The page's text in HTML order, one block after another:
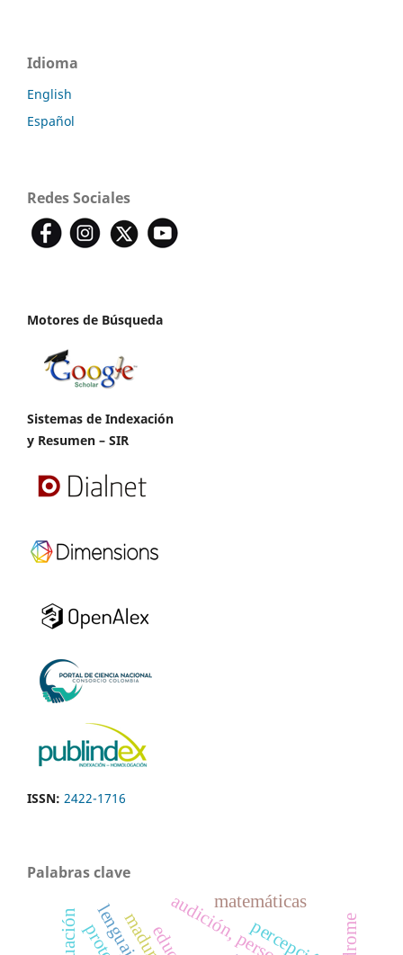
Idioma
English
Español
Redes Sociales
Motores de Búsqueda
Sistemas de Indexación
y Resumen – SIR
ISSN: 2422-1716
Palabras clave
matemáticas